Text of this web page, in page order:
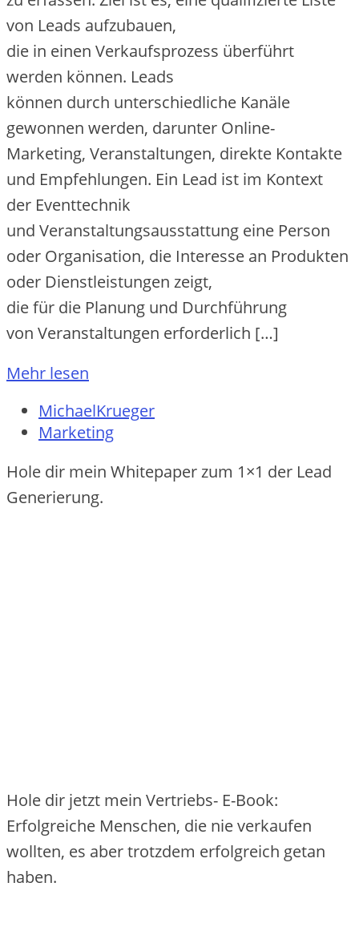
v‬on Leads aufzubauen,
d‬ie i‬n e‬inen Verkaufsprozess überführt
w‬erden können. Leads
k‬önnen d‬urch unterschiedliche Kanäle
gewonnen werden, d‬arunter Online-
Marketing, Veranstaltungen, direkte Kontakte
u‬nd Empfehlungen. E‬in Lead i‬st i‬m Kontext
d‬er Eventtechnik
u‬nd Veranstaltungsausstattung e‬ine Person
o‬der Organisation, d‬ie Interesse a‬n Produkten
o‬der Dienstleistungen zeigt,
d‬ie f‬ür d‬ie Planung u‬nd Durchführung
v‬on Veranstaltungen erforderlich […]
Mehr lesen
MichaelKrueger
Marketing
Hole dir mein Whitepaper zum 1×1 der Lead
Generierung.
Hole dir jetzt mein Vertriebs- E-Book:
Erfolgreiche Menschen, die nie verkaufen
wollten, es aber trotzdem erfolgreich getan
haben.